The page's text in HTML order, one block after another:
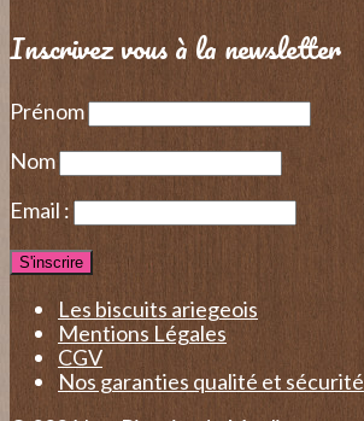
Inscrivez vous à la newsletter
Prénom
Nom
Email :
Les biscuits ariegeois
Mentions Légales
CGV
Nos garanties qualité et sécurité